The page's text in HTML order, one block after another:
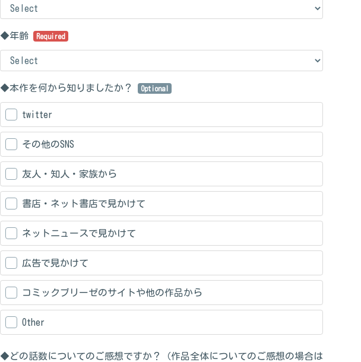
◆年齢 Required
◆本作を何から知りましたか？ Optional
twitter
その他のSNS
友人・知人・家族から
書店・ネット書店で見かけて
ネットニュースで見かけて
広告で見かけて
コミックブリーゼのサイトや他の作品から
Other
◆どの話数についてのご感想ですか？（作品全体についてのご感想の場合は